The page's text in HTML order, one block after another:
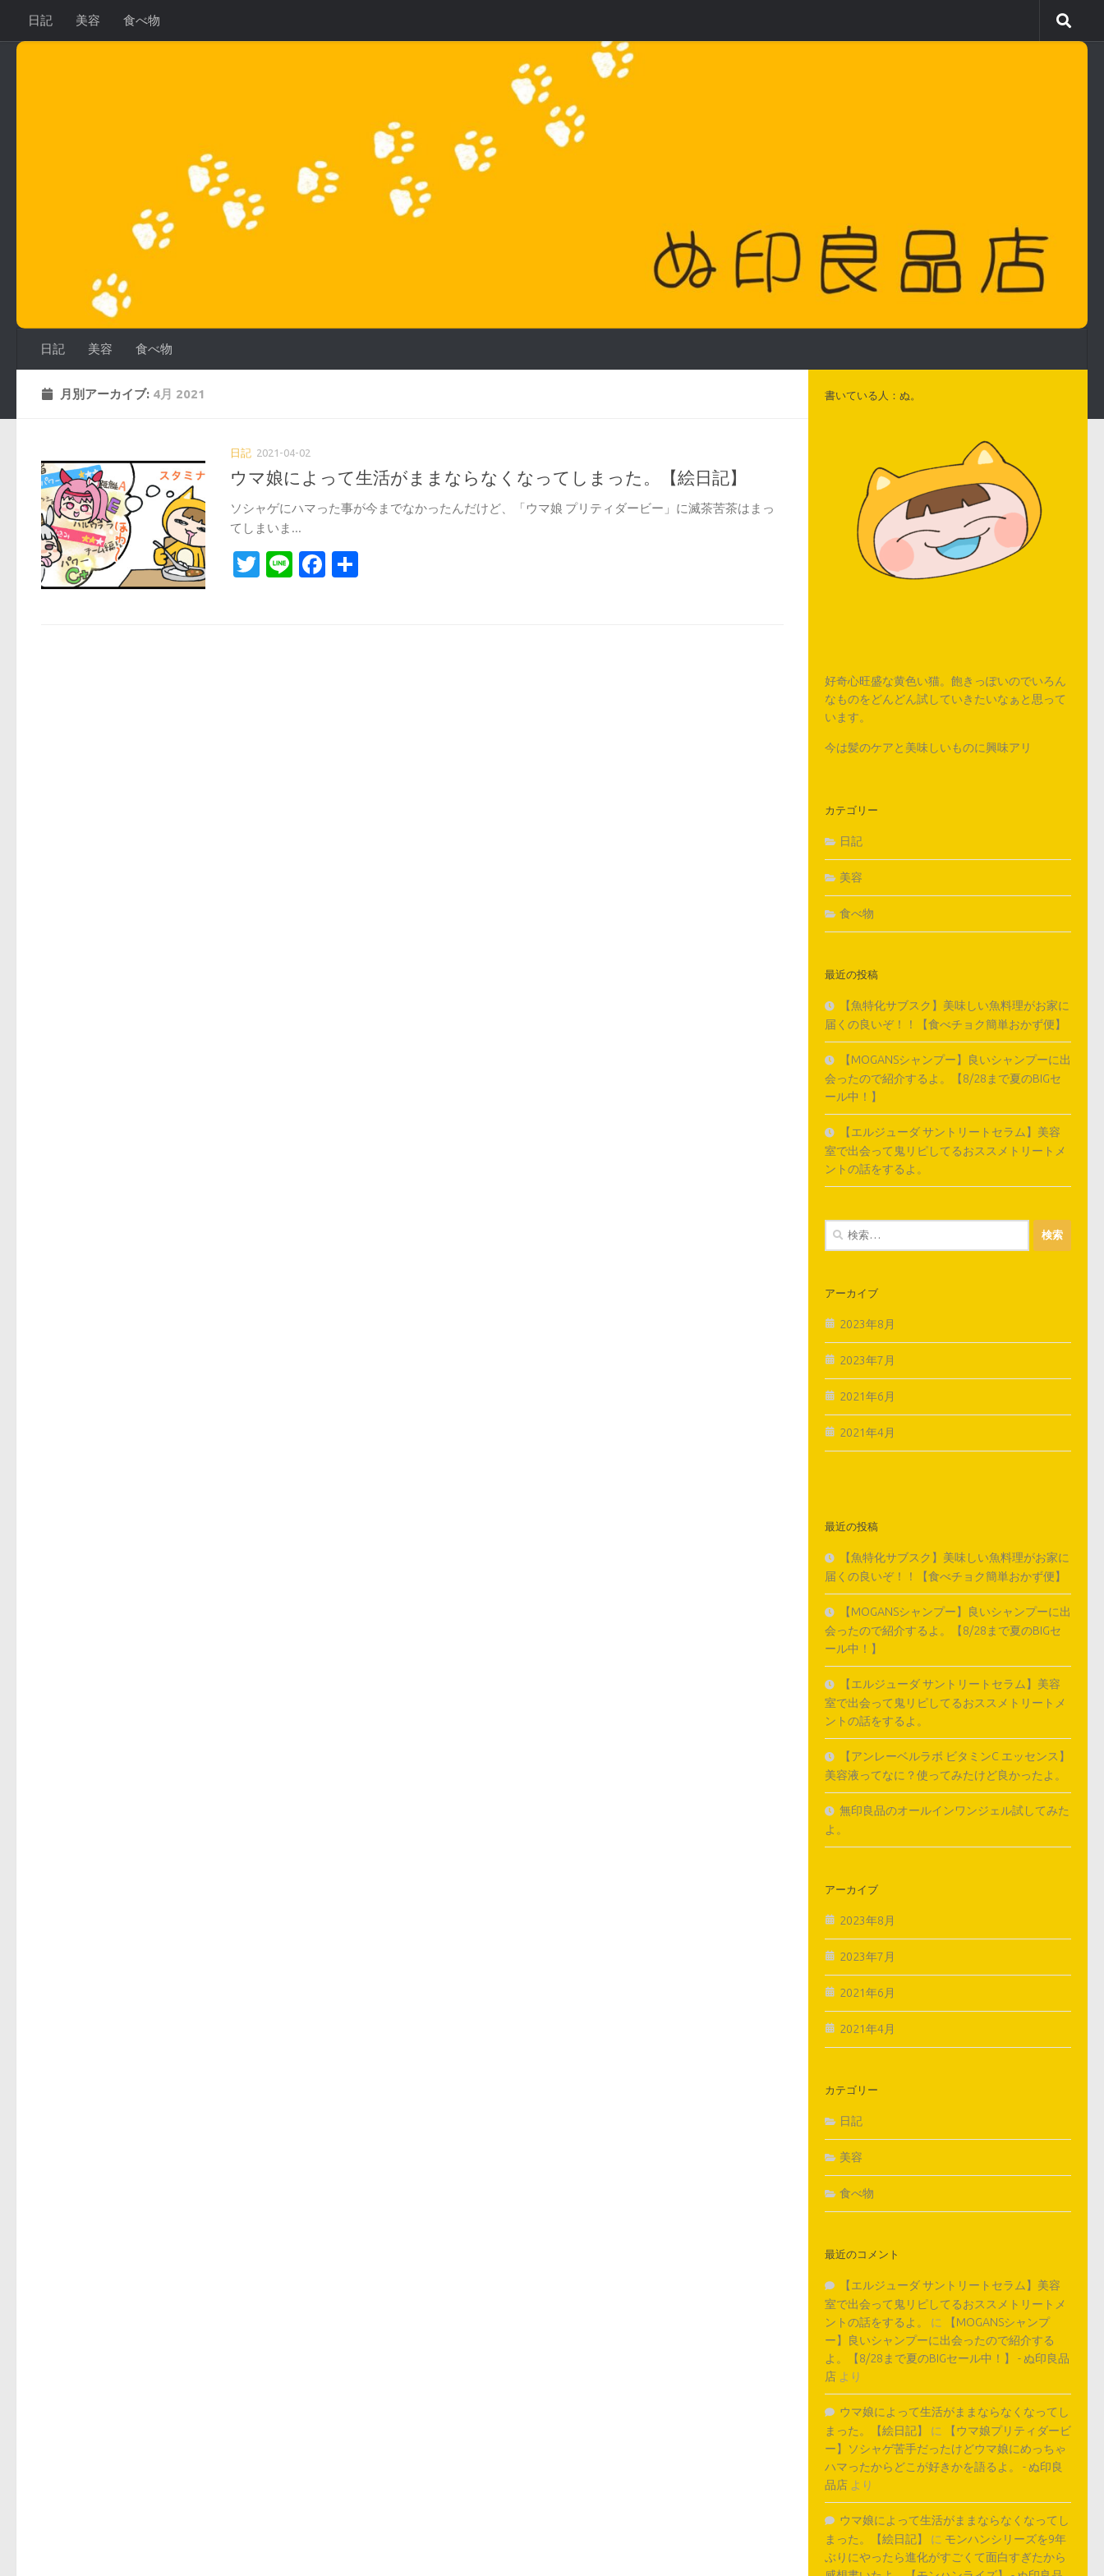
コンテンツへスキップ
日記 美容 食べ物
日記 美容 食べ物
月別アーカイブ: 4月 2021
日記 2021-04-02
ウマ娘によって生活がままならなくなってしまった。【絵日記】
ソシャゲにハマった事が今までなかったんだけど、「ウマ娘 プリティダービー」に滅茶苦茶はまっ
てしまいま...
Twitter
LineFacebook
書いている人：ぬ。
好奇心旺盛な黄色い猫。飽きっぽいのでいろん
なものをどんどん試していきたいなぁと思って
います。
今は髪のケアと美味しいものに興味アリ
カテゴリー
日記
美容
食べ物
最近の投稿
【魚特化サブスク】美味しい魚料理がお家に
届くの良いぞ！！【食べチョク簡単おかず便】
【MOGANSシャンプー】良いシャンプーに出
会ったので紹介するよ。【8/28まで夏のBIGセ
ール中！】
【エルジューダ サントリートセラム】美容
室で出会って鬼リピしてるおススメトリートメ
ントの話をするよ。
検
アーカイブ
2023年8月
2023年7月
2021年6月
2021年4月
最近の投稿
【魚特化サブスク】美味しい魚料理がお家に
届くの良いぞ！！【食べチョク簡単おかず便】
【MOGANSシャンプー】良いシャンプーに出
会ったので紹介するよ。【8/28まで夏のBIGセ
ール中！】
【エルジューダ サントリートセラム】美容
室で出会って鬼リピしてるおススメトリートメ
ントの話をするよ。
【アンレーベルラボ ビタミンC エッセンス】
美容液ってなに？使ってみたけど良かったよ。
無印良品のオールインワンジェル試してみた
よ。
アーカイブ
2023年8月
2023年7月
2021年6月
2021年4月
カテゴリー
日記
美容
食べ物
最近のコメント
【エルジューダ サントリートセラム】美容
室で出会って鬼リピしてるおススメトリートメ
ントの話をするよ。
に
【MOGANSシャンプ
ー】良いシャンプーに出会ったので紹介する
よ。【8/28まで夏のBIGセール中！】 - ぬ印良品
店 より
ウマ娘によって生活がままならなくなってし
まった。【絵日記】
に
【ウマ娘プリティダービ
ー】ソシャゲ苦手だったけどウマ娘にめっちゃ
ハマったからどこが好きかを語るよ。 - ぬ印良
品店 より
ウマ娘によって生活がままならなくなってし
まった。【絵日記】
に モンハンシリーズを9年
ぶりにやったら進化がすごくて面白すぎたから